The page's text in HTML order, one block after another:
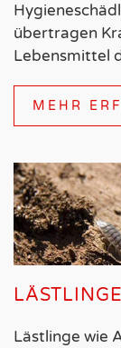
übertragen
Lebensmittel
MEHR
Lästlinge wie